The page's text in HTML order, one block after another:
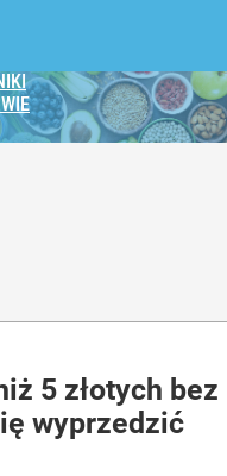
5 złotych bez
wyprzedzić